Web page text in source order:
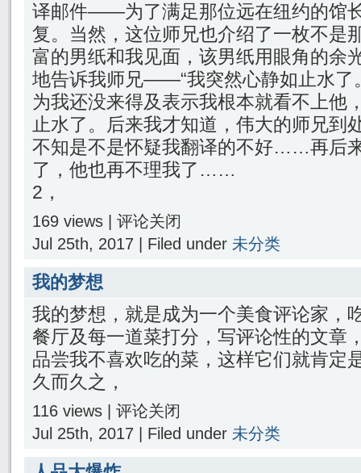
译邮件——为了满足那位远在纽约的馆
复。当然，这位师兄也介绍了一枚不是
富的男纸和我见面，该男纸用眼角的余
地告诉我师兄——“我突然心静如止水了
为我还没来得及表示我根本就看不上他
止水了。后来我才知道，伟大的师兄到
不知是不是怀疑我翻译的不好……再后
了，他也再不理我了……
2，
169 views | 评论关闭
Jul 25th, 2017 | Filed under 未分类
我的梦想
我的梦想，就是成为一个美食评论家，
餐厅及每一道菜打分，写评论性的文章
品尝我不喜欢吃的菜，这样它们就肯定
久而久之，
116 views | 评论关闭
Jul 25th, 2017 | Filed under 未分类